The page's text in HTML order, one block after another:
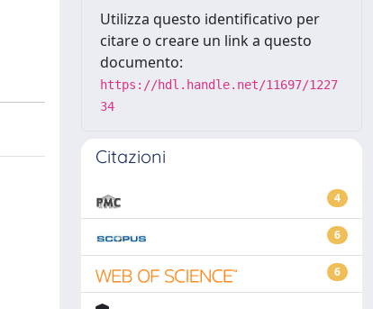
Utilizza questo identificativo per
citare o creare un link a questo
documento:
https://hdl.handle.net/11697/1227
34
Citazioni
4
6
6